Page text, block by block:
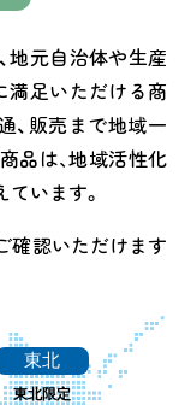
地元自治体や生産
満足いただける商
、販売まで地域一
品は､地域活性化
います。
確認いただけます
東北
東北限定